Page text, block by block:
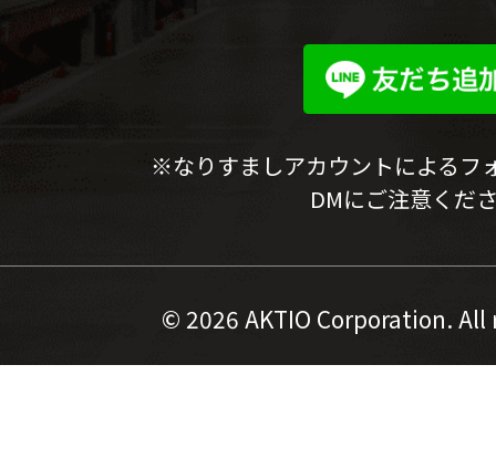
※なりすましアカウントによるフ
DMにご注意くだ
© 2026 AKTIO Corporation.